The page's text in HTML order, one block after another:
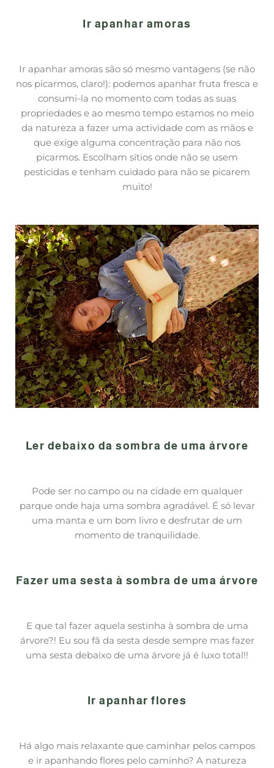
Ir apanhar amoras
Ir apanhar amoras são só mesmo vantagens (se não
nos picarmos, claro!): podemos apanhar fruta fresca e
consumi-la no momento com todas as suas
propriedades e ao mesmo tempo estamos no meio
da natureza a fazer uma actividade com as mãos e
que exige alguma concentração para não nos
picarmos. Escolham sítios onde não se usem
pesticidas e tenham cuidado para não se picarem
muito!
Ler debaixo da sombra de uma árvore
Pode ser no campo ou na cidade em qualquer
parque onde haja uma sombra agradável. É só levar
uma manta e um bom livro e desfrutar de um
momento de tranquilidade.
Fazer uma sesta à sombra de uma árvore
E que tal fazer aquela sestinha à sombra de uma
árvore?! Eu sou fã da sesta desde sempre mas fazer
uma sesta debaixo de uma árvore já é luxo total!!
Ir apanhar flores
Há algo mais relaxante que caminhar pelos campos
e ir apanhando flores pelo caminho? A natureza